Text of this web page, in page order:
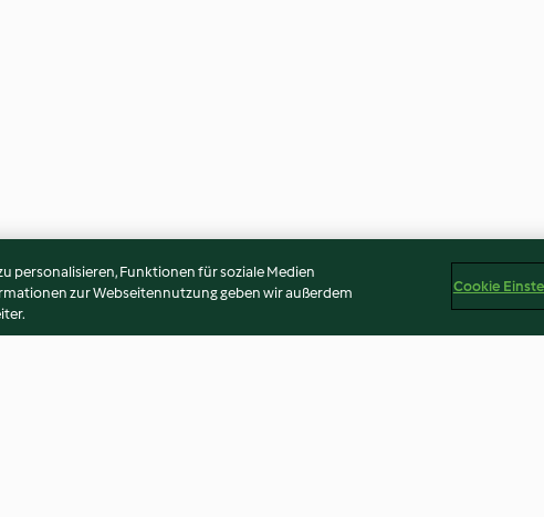
personalisieren, Funktionen für soziale Medien
zur Webseitennutzung geben wir außerdem
Cookie